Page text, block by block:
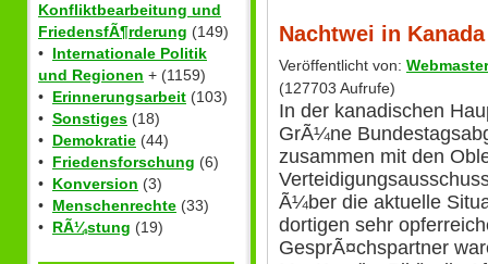
Konfliktbearbeitung und
FriedensfÃ¶rderung (149)
• Internationale Politik
und Regionen + (1159)
• Erinnerungsarbeit (103)
• Sonstiges (18)
• Demokratie (44)
• Friedensforschung (6)
• Konversion (3)
• Menschenrechte (33)
• RÃ¼stung (19)
Nachtwei in
Veröffentlicht von: Webmaster
(127703 Aufrufe)
In der kanadischen
GrÃ¼ne
zusammen mit den
Ã¼ber die aktuelle
dortigen sehr
GesprÃ¤chspartner